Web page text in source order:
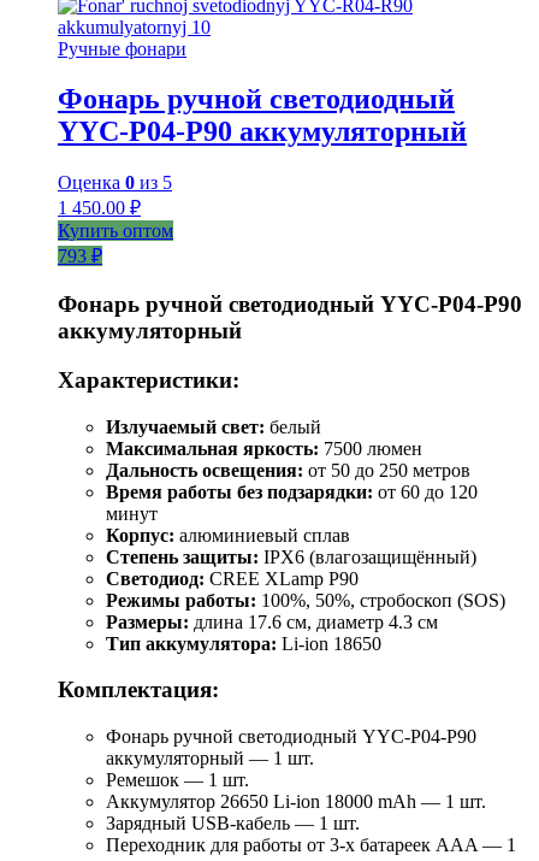
Ручные фонари
Фонарь ручной светодиодный
YYC-P04-P90 аккумуляторный
Оценка 0 из 5
1 450.00 ₽
Купить оптом
793 ₽
Фонарь ручной светодиодный YYC-Р04-Р90
аккумуляторный
Характеристики:
Излучаемый свет: белый
Максимальная яркость: 7500 люмен
Дальность освещения: от 50 до 250 метров
Время работы без подзарядки: от 60 до 120
минут
Корпус: алюминиевый сплав
Степень защиты: IPX6 (влагозащищённый)
Светодиод: CREE XLamp P90
Режимы работы: 100%, 50%, стробоскоп (SOS)
Размеры: длина 17.6 см, диаметр 4.3 см
Тип аккумулятора: Li-ion 18650
Комплектация:
Фонарь ручной светодиодный YYC-Р04-Р90
аккумуляторный — 1 шт.
Ремешок — 1 шт.
Аккумулятор 26650 Li-ion 18000 mAh — 1 шт.
Зарядный USB-кабель — 1 шт.
Переходник для работы от 3-х батареек AAA — 1